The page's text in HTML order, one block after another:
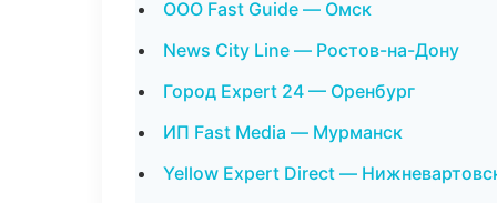
ООО Fast Guide — Омск
News City Line — Ростов-на-Дону
Город Expert 24 — Оренбург
ИП Fast Media — Мурманск
Yellow Expert Direct —